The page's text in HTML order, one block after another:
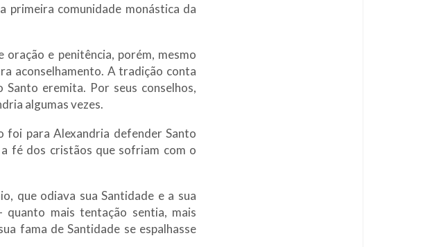
primeira comunidade monástica da
e penitência, porém, mesmo
aconselhamento. A tradição conta
eremita. Por seus conselhos,
algumas vezes.
foi para Alexandria defender Santo
fé dos cristãos que sofriam com o
que odiava sua Santidade e a sua
mais tentação sentia, mais
fama de Santidade se espalhasse